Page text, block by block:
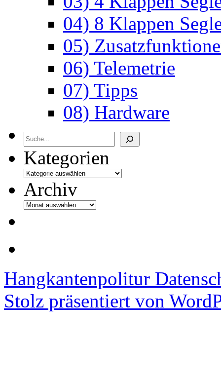
04) 8 Klappen
05)
06) Telemetrie
07) Tipps
08) Hardware
Archiv
Kategorien
Archiv
Hangkantenpolitur
Stolz präsentiert von